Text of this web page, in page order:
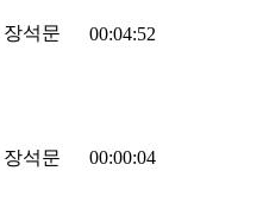
장석문 00:04:52
장석문 00:00:04